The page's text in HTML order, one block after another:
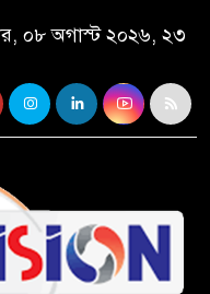
০৮ অগাস্ট ২০২৬, ২৩